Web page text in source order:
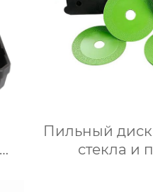
Пильный
стекла и